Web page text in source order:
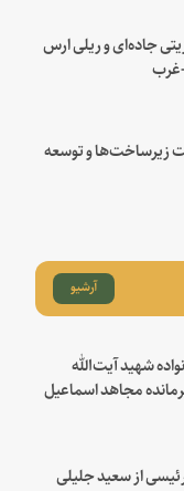
جاده‌ای و ریلی ارس
غرب
زیرساخت‌ها و توسعه
آرشیو
شهید آیت‌الله
مجاهد اسماعیل
از سعید جلیلی